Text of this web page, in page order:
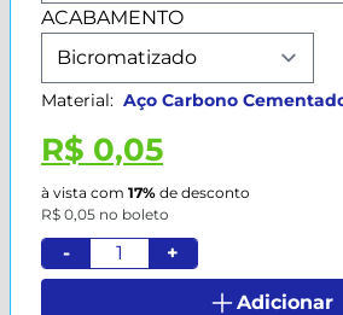
ACABAMENTO
Material: Aço Carbono
R$ 0,05
à vista com 17% de desconto
R$ 0,05 no boleto
- +
Adicionar